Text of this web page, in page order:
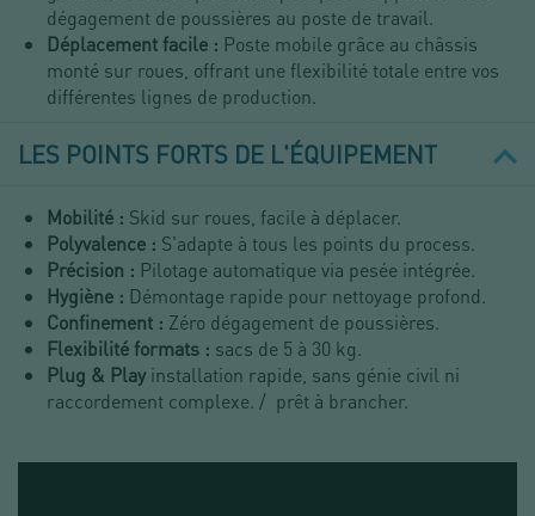
dégagement de poussières au poste de travail.
Déplacement facile : Poste mobile grâce au châssis
monté sur roues, offrant une flexibilité totale entre vos
différentes lignes de production.
LES POINTS FORTS DE L'ÉQUIPEMENT
Mobilité : Skid sur roues, facile à déplacer.
Polyvalence : S'adapte à tous les points du process.
Précision : Pilotage automatique via pesée intégrée.
Hygiène : Démontage rapide pour nettoyage profond.
Confinement : Zéro dégagement de poussières.
Flexibilité formats : sacs de 5 à 30 kg.
Plug & Playinstallation rapide, sans génie civil ni
raccordement complexe. / prêt à brancher.